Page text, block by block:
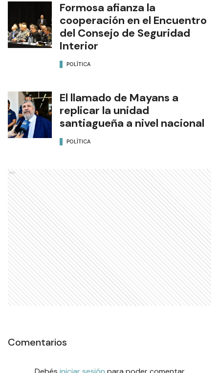
Formosa afianza la
cooperación en el Encuentro
del Consejo de Seguridad
Interior
POLÍTICA
El llamado de Mayans a
replicar la unidad
santiagueña a nivel nacional
POLÍTICA
Ads
Comentarios